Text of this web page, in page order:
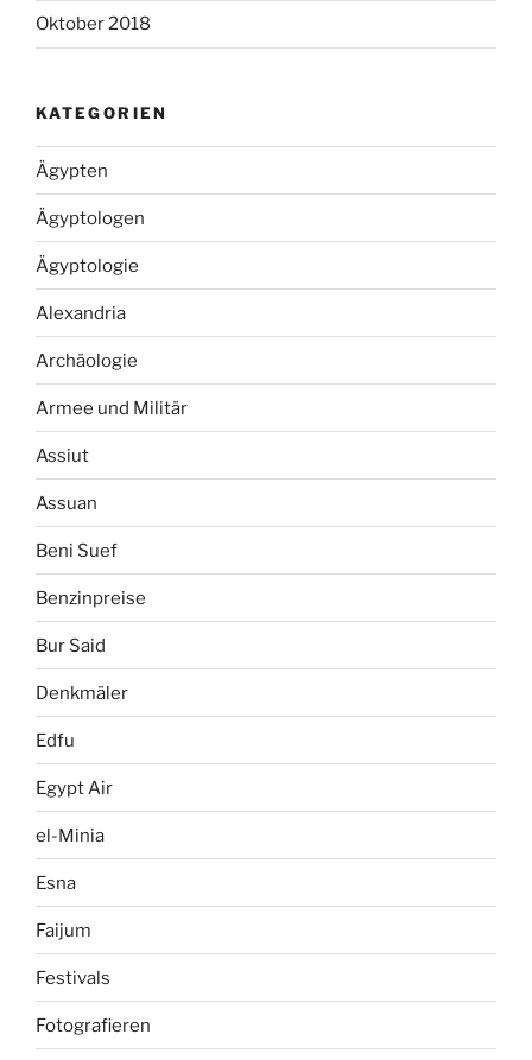
Oktober 2018
KATEGORIEN
Ägypten
Ägyptologen
Ägyptologie
Alexandria
Archäologie
Armee und Militär
Assiut
Assuan
Beni Suef
Benzinpreise
Bur Said
Denkmäler
Edfu
Egypt Air
el-Minia
Esna
Faijum
Festivals
Fotografieren